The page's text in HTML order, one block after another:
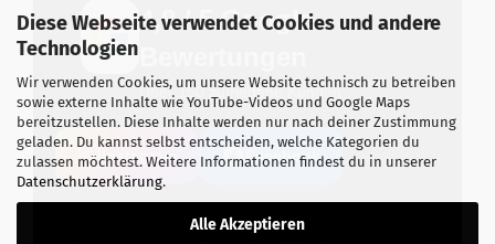
Diese Webseite verwendet Cookies und andere
Technologien
Wir verwenden Cookies, um unsere Website technisch zu betreiben
sowie externe Inhalte wie YouTube-Videos und Google Maps
bereitzustellen. Diese Inhalte werden nur nach deiner Zustimmung
geladen. Du kannst selbst entscheiden, welche Kategorien du
zulassen möchtest. Weitere Informationen findest du in unserer
Datenschutzerklärung.
Alle Akzeptieren
4,8 / 5 Google
Über 150 zufriedene Kunden
Instagram Facebook